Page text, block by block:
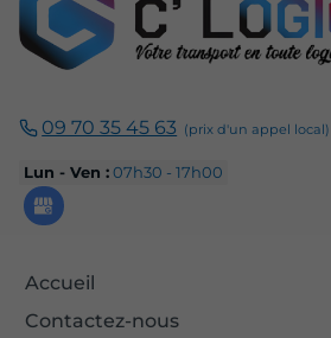
09 70 35 45 63
Lun - Ven :07h30 - 17h00
Accueil
Contactez-nous